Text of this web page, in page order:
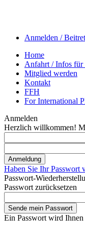
Anmelden /
Home
Anfahrt / Infos für
Mitglied werden
Kontakt
FFH
For International
Anmelden
Herzlich willkommen!
Haben Sie Ihr Passwort
Passwort-
Passwort zurücksetzen
Ein Passwort wird